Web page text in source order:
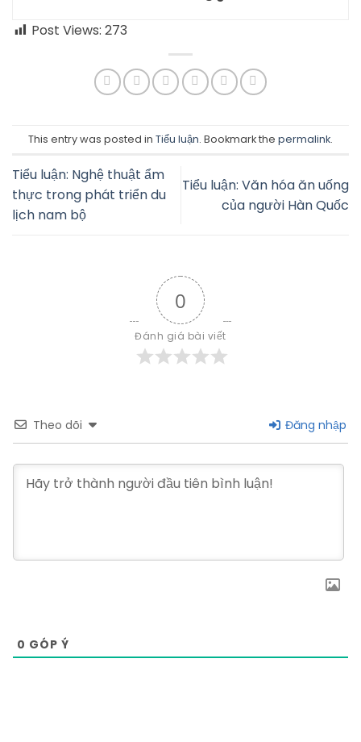
Post Views: 273
This entry was posted in Tiểu luận. Bookmark the permalink.
Tiểu luận: Nghệ thuật ẩm
thực trong phát triển du
lịch nam bộ
Tiểu luận: Văn hóa ăn uống
của người Hàn Quốc
0
Đánh giá bài viết
Theo dõi Đăng nhập
0 GÓP Ý